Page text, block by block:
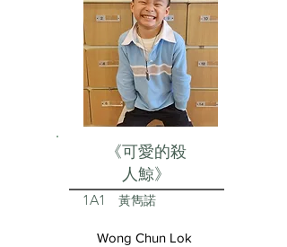
《可愛的殺
人鯨》
1A1 黃雋諾
Wong Chun Lok